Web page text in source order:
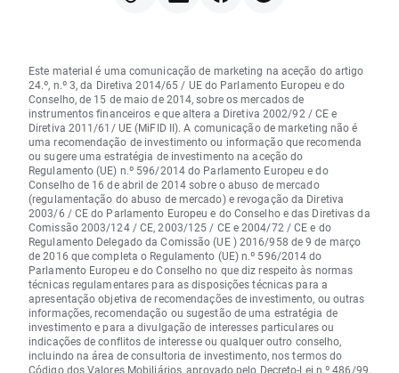
Este material é uma comunicação de marketing na aceção do artigo
24.º, n.º 3, da Diretiva 2014/65 / UE do Parlamento Europeu e do
Conselho, de 15 de maio de 2014, sobre os mercados de
instrumentos financeiros e que altera a Diretiva 2002/92 / CE e
Diretiva 2011/61/ UE (MiFID II). A comunicação de marketing não é
uma recomendação de investimento ou informação que recomenda
ou sugere uma estratégia de investimento na aceção do
Regulamento (UE) n.º 596/2014 do Parlamento Europeu e do
Conselho de 16 de abril de 2014 sobre o abuso de mercado
(regulamentação do abuso de mercado) e revogação da Diretiva
2003/6 / CE do Parlamento Europeu e do Conselho e das Diretivas da
Comissão 2003/124 / CE, 2003/125 / CE e 2004/72 / CE e do
Regulamento Delegado da Comissão (UE ) 2016/958 de 9 de março
de 2016 que completa o Regulamento (UE) n.º 596/2014 do
Parlamento Europeu e do Conselho no que diz respeito às normas
técnicas regulamentares para as disposições técnicas para a
apresentação objetiva de recomendações de investimento, ou outras
informações, recomendação ou sugestão de uma estratégia de
investimento e para a divulgação de interesses particulares ou
indicações de conflitos de interesse ou qualquer outro conselho,
incluindo na área de consultoria de investimento, nos termos do
Código dos Valores Mobiliários, aprovado pelo Decreto-Lei n.º 486/99,